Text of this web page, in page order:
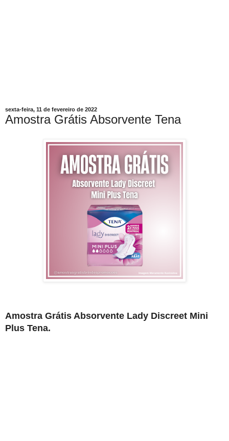
sexta-feira, 11 de fevereiro de 2022
Amostra Grátis Absorvente Tena
Amostra Grátis Absorvente Lady Discreet Mini
Plus Tena.